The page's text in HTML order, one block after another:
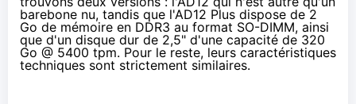
barebone nu, tandis que l'AD12 Plus dispose de 2
Go de mémoire en DDR3 au format SO-DIMM, ainsi
que d'un disque dur de 2,5" d'une capacité de 320
Go @ 5400 tpm. Pour le reste, leurs caractéristiques
techniques sont strictement similaires.